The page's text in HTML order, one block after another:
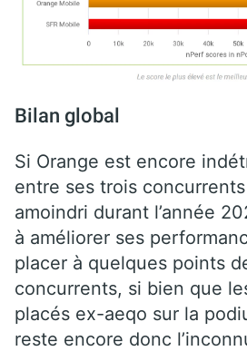
Bilan global
Si Orange est encore
entre ses trois concurrents
amoindri durant l’année
à améliorer ses
placer à quelques points
concurrents, si bien que
placés ex-aeqo sur la
reste encore donc